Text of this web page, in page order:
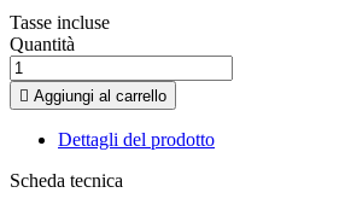
Tasse incluse
Quantità
 Aggiungi al carrello
Dettagli del prodotto
Scheda tecnica